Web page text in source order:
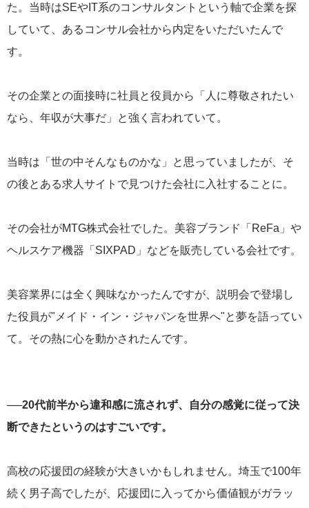
た。当時はSEやIT系のコンサルタントという軸で企業を探
していて、あるコンサル会社から内定をいただいたんで
す。
その企業との面接時に社員と役員から「人に尊敬されたい
なら、年収が大事だ」と強く言われていて。
当時は「世の中そんなものかな」と思っていましたが、そ
の後とある求人サイトで見つけた会社に入社することに。
その会社がMTG株式会社でした。美容ブランド「ReFa」や
ヘルスケア機器「SIXPAD」などを販売している会社です。
美容業界には全く興味なかったんですが、説明会で登場し
た役員が"メイド・イン・ジャパンを世界へ"と夢を語ってい
て。その熱に心を動かされたんです。
──20代前半から違和感に流されず、自分の感覚に従って決
断できたというのはすごいです。
高校の応援団の経験が大きいかもしれません。埼玉で100年
続く男子高でしたが、応援団に入ってから価値観がガラッ